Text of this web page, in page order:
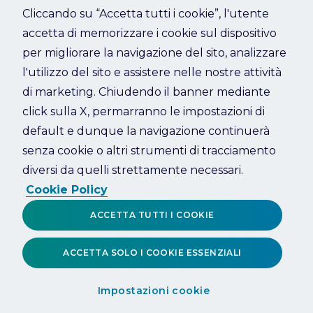
Refresh
Cliccando su “Accetta tutti i cookie”, l'utente
accetta di memorizzare i cookie sul dispositivo
per migliorare la navigazione del sito, analizzare
l'utilizzo del sito e assistere nelle nostre attività
di marketing. Chiudendo il banner mediante
click sulla X, permarranno le impostazioni di
default e dunque la navigazione continuerà
senza cookie o altri strumenti di tracciamento
diversi da quelli strettamente necessari.
Cookie Policy
Impostazioni cookie
ACCETTA SOLO I COOKIE ESSENZIALI
ACCETTA TUTTI I COOKIE